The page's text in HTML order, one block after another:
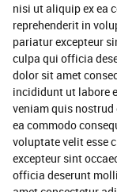
nisi ut aliquip ex ea
reprehenderit in
pariatur excepteur
culpa qui officia
dolor sit amet
incididunt ut labore
veniam quis
ea commodo
voluptate velit esse
excepteur sint
officia deserunt